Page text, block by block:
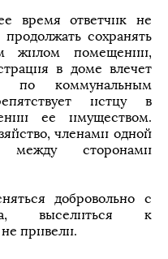
время ответчик не
сохранять
жилом помещении,
в доме влечет
по коммунальным
истцу в
ее имуществом.
членами одной
сторонами
добровольно с
выселиться к
привели.